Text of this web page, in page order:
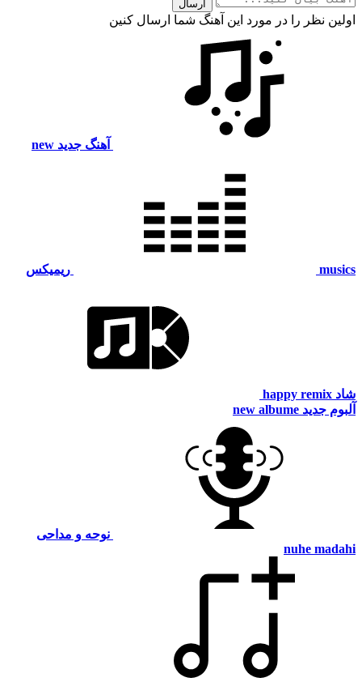
ارسال
اولین نظر را در مورد این آهنگ شما ارسال کنین
آهنگ جدید new
musics ریمیکس
شاد happy remix
آلبوم جدید new albume
نوحه و مداحی
nuhe madahi